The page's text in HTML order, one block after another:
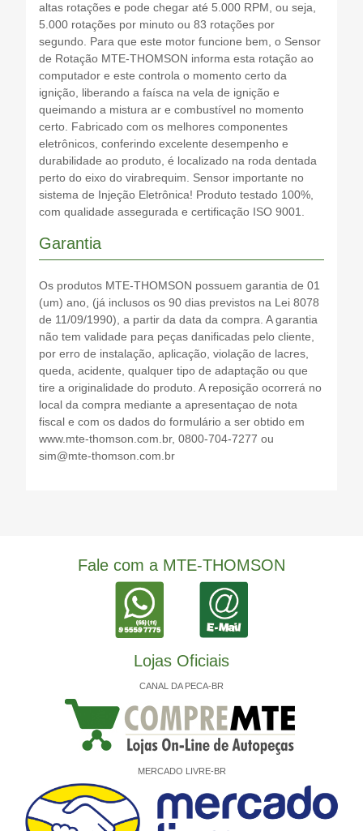
altas rotações e pode chegar até 5.000 RPM, ou seja,
5.000 rotações por minuto ou 83 rotações por
segundo. Para que este motor funcione bem, o Sensor
de Rotação MTE-THOMSON informa esta rotação ao
computador e este controla o momento certo da
ignição, liberando a faísca na vela de ignição e
queimando a mistura ar e combustível no momento
certo. Fabricado com os melhores componentes
eletrônicos, conferindo excelente desempenho e
durabilidade ao produto, é localizado na roda dentada
perto do eixo do virabrequim. Sensor importante no
sistema de Injeção Eletrônica! Produto testado 100%,
com qualidade assegurada e certificação ISO 9001.
Garantia
Os produtos MTE-THOMSON possuem garantia de 01
(um) ano, (já inclusos os 90 dias previstos na Lei 8078
de 11/09/1990), a partir da data da compra. A garantia
não tem validade para peças danificadas pelo cliente,
por erro de instalação, aplicação, violação de lacres,
queda, acidente, qualquer tipo de adaptação ou que
tire a originalidade do produto. A reposição ocorrerá no
local da compra mediante a apresentaçao de nota
fiscal e com os dados do formulário a ser obtido em
www.mte-thomson.com.br, 0800-704-7277 ou
sim@mte-thomson.com.br
Fale com a MTE-THOMSON
Lojas Oficiais
CANAL DA PECA-BR
MERCADO LIVRE-BR